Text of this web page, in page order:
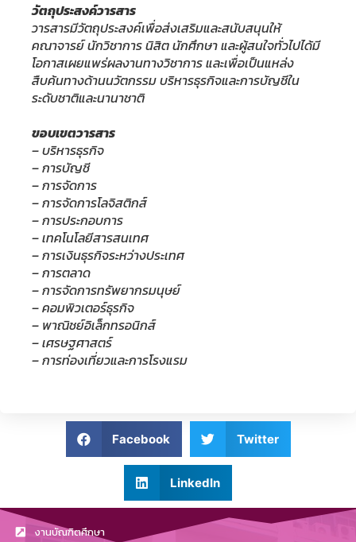
วัตถุประสงค์วารสาร
วารสารมีวัตถุประสงค์เพื่อส่งเสริมและสนับสนุนให้
คณาจารย์ นักวิชาการ นิสิต นักศึกษา และผู้สนใจทั่วไปได้มี
โอกาสเผยแพร่ผลงานทางวิชาการ และเพื่อเป็นแหล่ง
สืบค้นทางด้านนวัตกรรม บริหารธุรกิจและการบัญชีใน
ระดับชาติและนานาชาติ
ขอบเขตวารสาร
– บริหารธุรกิจ
– การบัญชี
– การจัดการ
– การจัดการโลจิสติกส์
– การประกอบการ
– เทคโนโลยีสารสนเทศ
– การเงินธุรกิจระหว่างประเทศ
– การตลาด
– การจัดการทรัพยากรมนุษย์
– คอมพิวเตอร์ธุรกิจ
– พาณิชย์อิเล็กทรอนิกส์
– เศรษฐศาสตร์
– การท่องเที่ยวและการโรงแรม
Facebook Twitter
LinkedIn
งานบัณฑิตศึกษา